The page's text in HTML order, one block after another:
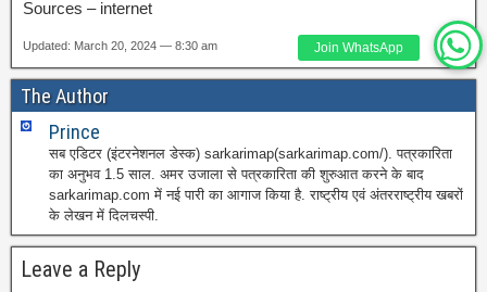
Join WhatsApp
Sources – internet
Updated: March 20, 2024 — 8:30 am
The Author
Prince
सब एडिटर (इंटरनेशनल डेस्क) sarkarimap(sarkarimap.com/). पत्रकारिता
का अनुभव 1.5 साल. अमर उजाला से पत्रकारिता की शुरुआत करने के बाद
sarkarimap.com में नई पारी का आगाज किया है. राष्ट्रीय एवं अंतरराष्ट्रीय खबरों
के लेखन में दिलचस्पी.
Leave a Reply